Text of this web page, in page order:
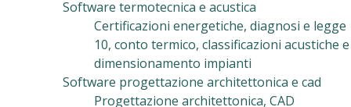
Software termotecnica e acustica
Certificazioni energetiche, diagnosi e legge
10, conto termico, classificazioni acustiche e
dimensionamento impianti
Software progettazione architettonica e cad
Progettazione architettonica, CAD